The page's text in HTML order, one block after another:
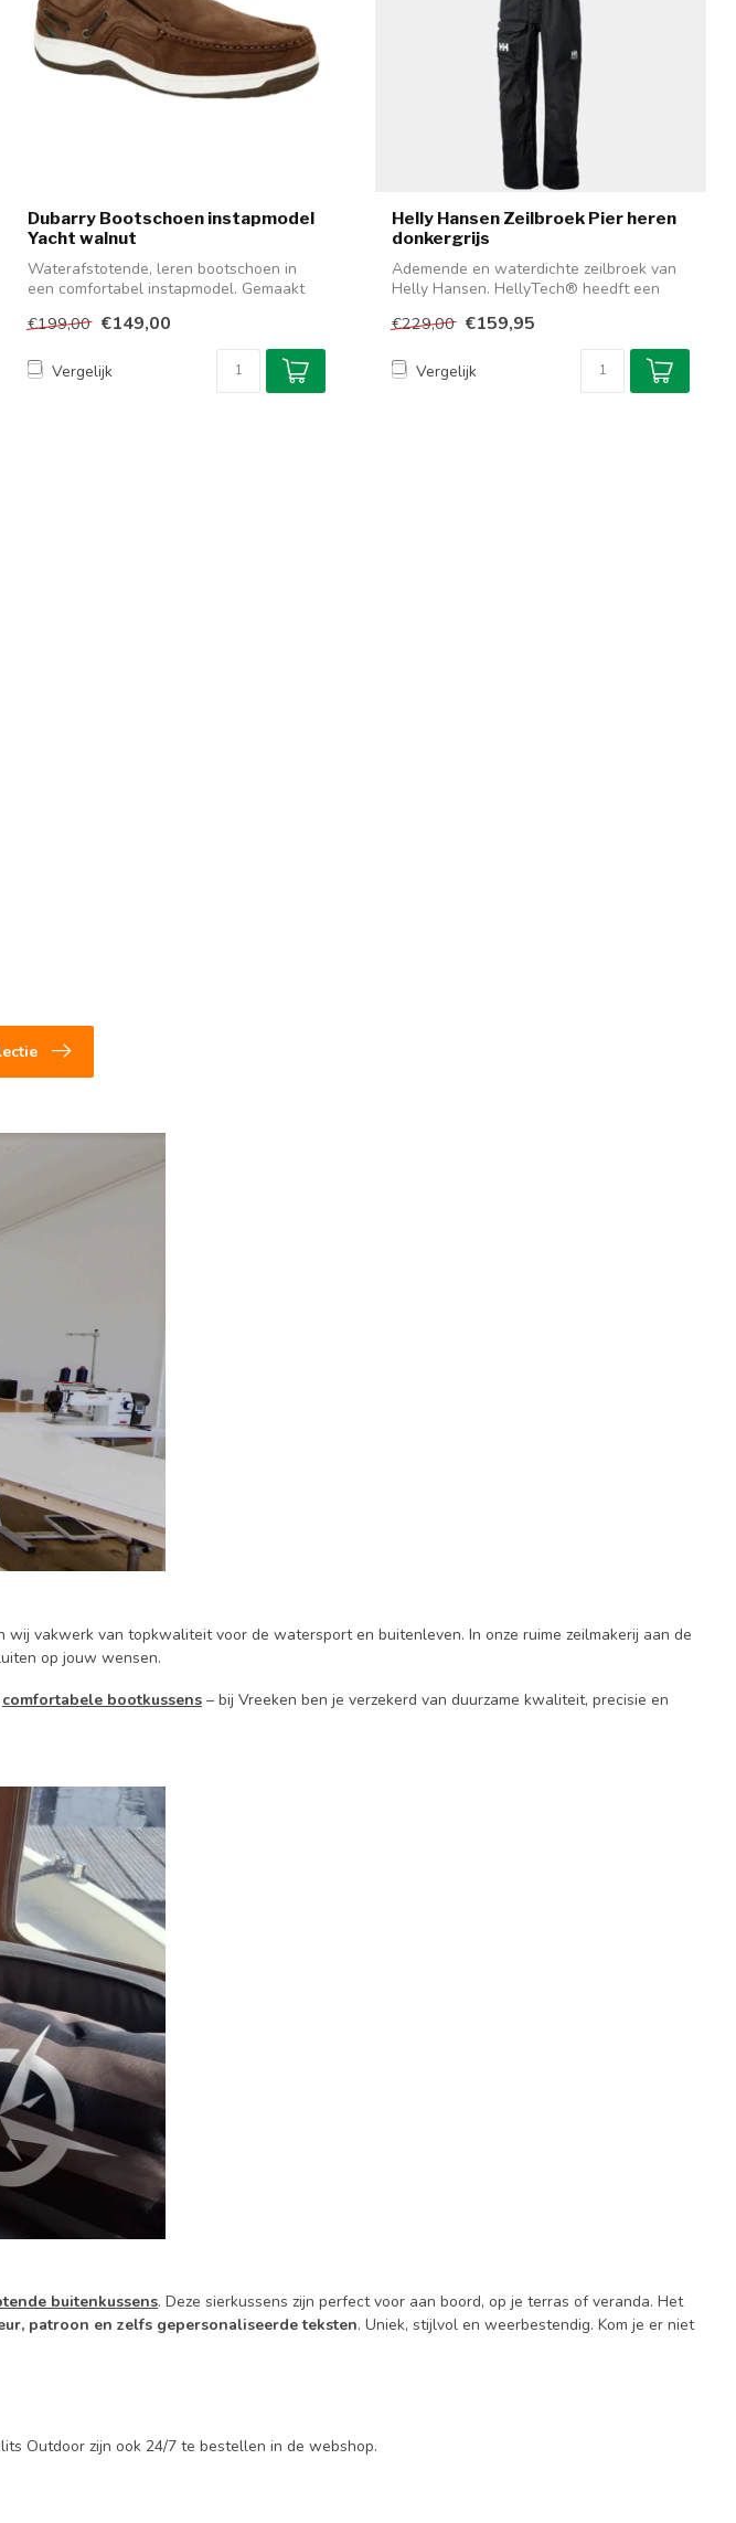
Dubarry Bootschoen instapmodel
Yacht walnut
Waterafstotende, leren bootschoen in
een comfortabel instapmodel. Gemaakt
€199,00 €149,00
Vergelijk
Helly Hansen Zeilbroek Pier heren
donkergrijs
Ademende en waterdichte zeilbroek van
Helly Hansen. HellyTech® heedft een
€229,00 €159,95
Vergelijk
vakwerk van topkwaliteit voor de watersport en buitenleven. In onze ruime zeilmakerij aan de
op jouw wensen.
comfortabele bootkussens – bij Vreeken ben je verzekerd van duurzame kwaliteit, precisie en
buitenkussens. Deze sierkussens zijn perfect voor aan boord, op je terras of veranda. Het
patroon en zelfs gepersonaliseerde teksten. Uniek, stijlvol en weerbestendig. Kom je er niet
Outdoor zijn ook 24/7 te bestellen in de webshop.